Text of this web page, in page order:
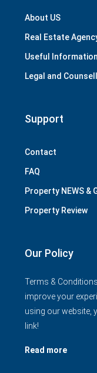
About US
Real Estate
Useful Information
Legal and
Support
Contact
FAQ
Property NEWS &
Property Review
Our Policy
Terms &
improve your
using our website,
link!
Read more